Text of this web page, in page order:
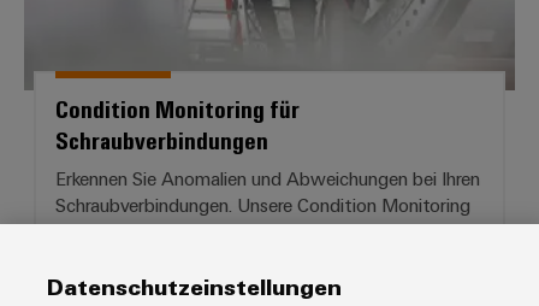
Condition Monitoring für
Schraubverbindungen
Erkennen Sie Anomalien und Abweichungen bei Ihren
Schraubverbindungen. Unsere Condition Monitoring
Systeme liefern frühzeitig und zuverlässig relevante
Datenschutzeinstellungen